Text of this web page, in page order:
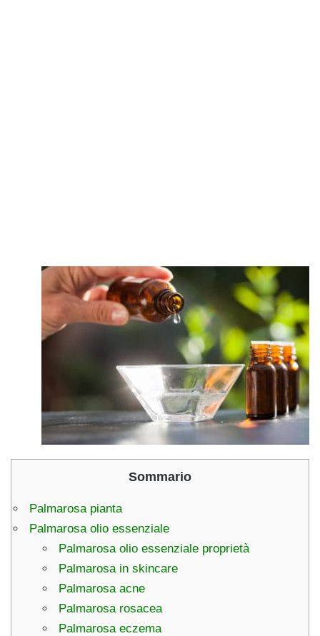
Sommario
Palmarosa pianta
Palmarosa olio essenziale
Palmarosa olio essenziale proprietà
Palmarosa in skincare
Palmarosa acne
Palmarosa rosacea
Palmarosa eczema